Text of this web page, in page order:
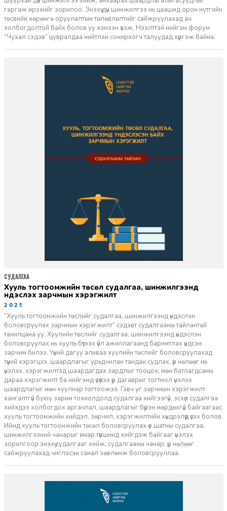
гаргаж ирэхийг зорилоо. Энэхүү дүн шинжилгээ нь цаашид орон нутгийн
төсвийн хөрөнгө оруулалтын төлөвлөлтийг сайжруулахад ач
холбогдолтой байх болов уу хэмээн үзэж, Нээлттэй нийгэм форум
“Чухал сэдэв” цувралдаа нийтлэн сонирхогч талуудад хүргэж байна.
Хууль тогтоомжийн төсөл судалгаа, шинжилгээнд
үндэслэх зарчмын хэрэгжилт
2025-12-01
“Хууль тогтоомжийн төслийг судалгаа, шинжилгээнд үндэслэн
боловсруулах зарчмын хэрэгжилт” сэдэвт судалгааны тайлантай
танилцана уу. Хуулийн төслийг судалгаа, шинжилгээнд үндэслэн
боловсруулах нь хууль бүтээх үйл ажиллагаанд баримтлах үндсэн
зарчим билээ. Үүний дагуу аливаа хуулийн төслийг боловсруулахад
түүний хэрэгцээ, шаардлагыг урьдчилан тандан судлах, үр нөлөөг нь
үнэлэх, хэрэгжилтэд шаардагдах зардлыг тооцох, мөн батлагдсаны
дараа хэрэгжилт ба нийгэмд үзүүлэх үр дагаврыг тогтмол үнэлэх
шаардлагыг мөн хуулиар тогтоожээ. Гэвч уг зарчмын хэрэгжилт
хангалтгүй буюу зарим тохиолдолд судалгаа хийгээгүй, эсхүл судалгаа
хийхдээ холбогдох аргачлал, шаардлагыг бүрэн мөрдөхгүй байгаагаас
хууль тогтоомжийн хийдэл, зөрчил, хэрэгжилтийн хүндрэлүүд үүсэх болов.
Иймд хууль тогтоомжийн төсөл боловсруулах үе шатны судалгаа,
шинжилгээний чанарыг ямар түвшинд хийгдэж байгааг үнэлэх
зорилгоор энэхүү судалгааг хийж, судалгааны чанар, үр нөлөөг
сайжруулахад чиглэсэн санал зөвлөмж боловсрууллаа.
СУДАЛГАА